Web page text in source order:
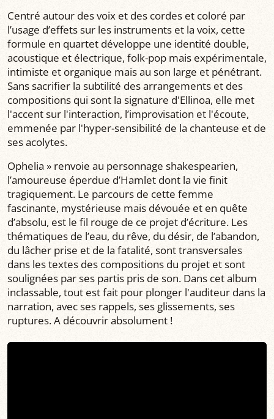
Centré autour des voix et des cordes et coloré par
l’usage d’effets sur les instruments et la voix, cette
formule en quartet développe une identité double,
acoustique et électrique, folk-pop mais expérimentale,
intimiste et organique mais au son large et pénétrant.
Sans sacrifier la subtilité des arrangements et des
compositions qui sont la signature d'Ellinoa, elle met
l'accent sur l'interaction, l’improvisation et l'écoute,
emmenée par l'hyper-sensibilité de la chanteuse et de
ses acolytes.
Ophelia » renvoie au personnage shakespearien,
l’amoureuse éperdue d’Hamlet dont la vie finit
tragiquement. Le parcours de cette femme
fascinante, mystérieuse mais dévouée et en quête
d’absolu, est le fil rouge de ce projet d’écriture. Les
thématiques de l’eau, du rêve, du désir, de l’abandon,
du lâcher prise et de la fatalité, sont transversales
dans les textes des compositions du projet et sont
soulignées par ses partis pris de son. Dans cet album
inclassable, tout est fait pour plonger l'auditeur dans la
narration, avec ses rappels, ses glissements, ses
ruptures. A découvrir absolument !